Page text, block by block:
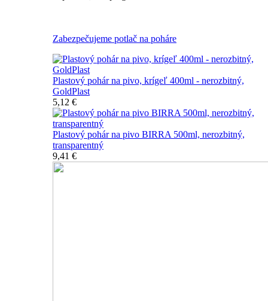
Zabezpečujeme potlač na poháre
Plastový pohár na pivo, krígeľ 400ml - nerozbitný,
GoldPlast
5,12 €
Plastový pohár na pivo BIRRA 500ml, nerozbitný,
transparentný
9,41 €